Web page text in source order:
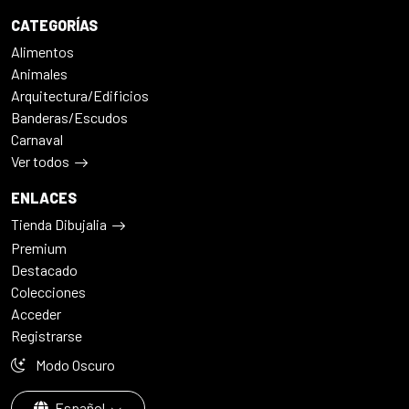
CATEGORÍAS
Alimentos
Animales
Arquitectura/Edificios
Banderas/Escudos
Carnaval
Ver todos
ENLACES
Tienda Dibujalia
Premium
Destacado
Colecciones
Acceder
Registrarse
Modo Oscuro